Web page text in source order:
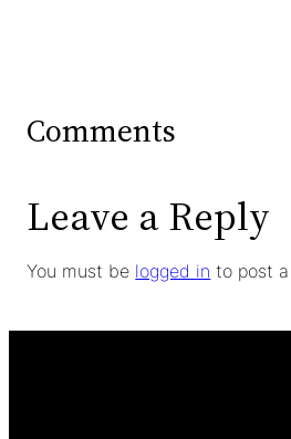
Comments
Leave a Reply
You must be logged in to post